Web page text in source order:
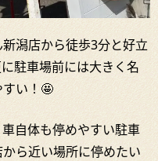
潟店から徒歩3分と好立
駐車場前には大きく名
い！🤩
自体も停めやすい駐車
ら近い場所に停めたい